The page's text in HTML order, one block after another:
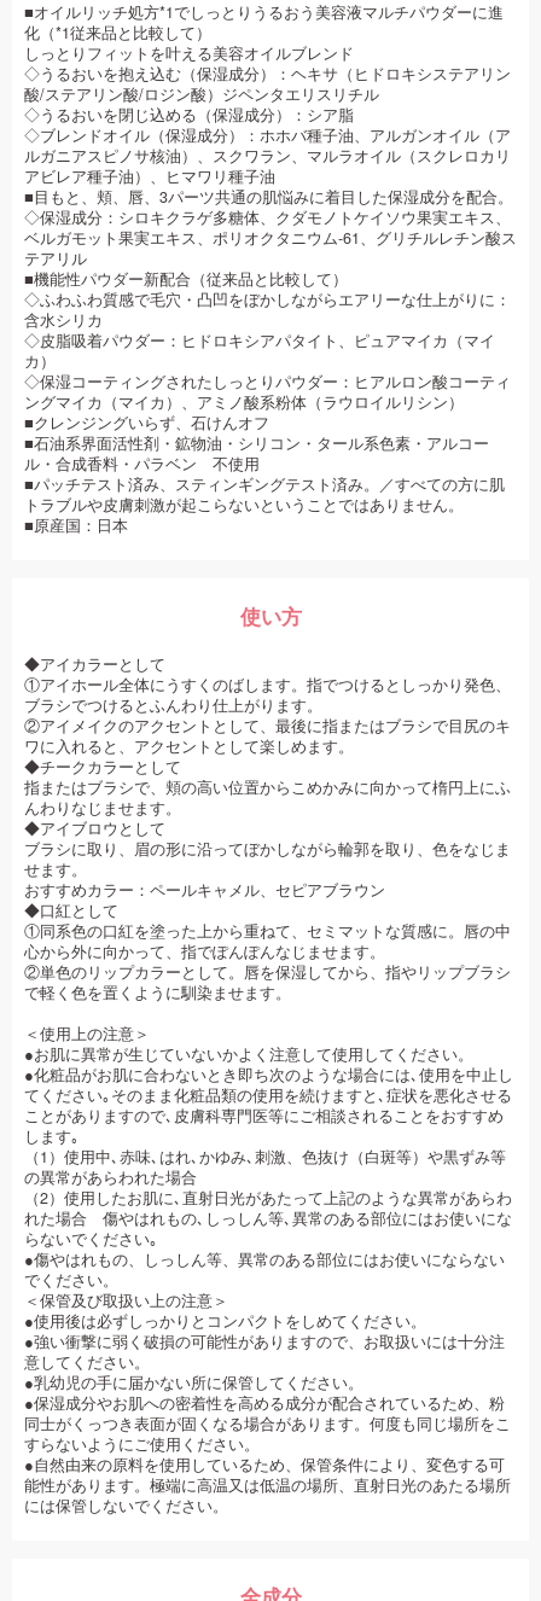
■オイルリッチ処方*1でしっとりうるおう美容液マルチパウダーに進
化（*1従来品と比較して）
しっとりフィットを叶える美容オイルブレンド
◇うるおいを抱え込む（保湿成分）：ヘキサ（ヒドロキシステアリン
酸/ステアリン酸/ロジン酸）ジペンタエリスリチル
◇うるおいを閉じ込める（保湿成分）：シア脂
◇ブレンドオイル（保湿成分）：ホホバ種子油、アルガンオイル（ア
ルガニアスピノサ核油）、スクワラン、マルラオイル（スクレロカリ
アビレア種子油）、ヒマワリ種子油
■目もと、頬、唇、3パーツ共通の肌悩みに着目した保湿成分を配合。
◇保湿成分：シロキクラゲ多糖体、クダモノトケイソウ果実エキス、
ベルガモット果実エキス、ポリオクタニウム-61、グリチルレチン酸ス
テアリル
■機能性パウダー新配合（従来品と比較して）
◇ふわふわ質感で毛穴・凸凹をぼかしながらエアリーな仕上がりに：
含水シリカ
◇皮脂吸着パウダー：ヒドロキシアパタイト、ピュアマイカ（マイ
カ）
◇保湿コーティングされたしっとりパウダー：ヒアルロン酸コーティ
ングマイカ（マイカ）、アミノ酸系粉体（ラウロイルリシン）
■クレンジングいらず、石けんオフ
■石油系界面活性剤・鉱物油・シリコン・タール系色素・アルコー
ル・合成香料・パラベン 不使用
■パッチテスト済み、スティンギングテスト済み。／すべての方に肌
トラブルや皮膚刺激が起こらないということではありません。
■原産国：日本
使い方
◆アイカラーとして
①アイホール全体にうすくのばします。指でつけるとしっかり発色、
ブラシでつけるとふんわり仕上がります。
②アイメイクのアクセントとして、最後に指またはブラシで目尻のキ
ワに入れると、アクセントとして楽しめます。
◆チークカラーとして
指またはブラシで、頬の高い位置からこめかみに向かって楕円上にふ
んわりなじませます。
◆アイブロウとして
ブラシに取り、眉の形に沿ってぼかしながら輪郭を取り、色をなじま
せます。
おすすめカラー：ペールキャメル、セピアブラウン
◆口紅として
①同系色の口紅を塗った上から重ねて、セミマットな質感に。唇の中
心から外に向かって、指でぽんぽんなじませます。
②単色のリップカラーとして。唇を保湿してから、指やリップブラシ
で軽く色を置くように馴染ませます。
＜使用上の注意＞
●お肌に異常が生じていないかよく注意して使用してください。
●化粧品がお肌に合わないとき即ち次のような場合には､使用を中止し
てください｡そのまま化粧品類の使用を続けますと､症状を悪化させる
ことがありますので､皮膚科専門医等にご相談されることをおすすめ
します｡
（1）使用中､赤味､はれ､かゆみ､刺激、色抜け（白斑等）や黒ずみ等
の異常があらわれた場合
（2）使用したお肌に､直射日光があたって上記のような異常があらわ
れた場合 傷やはれもの､しっしん等､異常のある部位にはお使いにな
らないでください｡
●傷やはれもの、しっしん等、異常のある部位にはお使いにならない
でください。
＜保管及び取扱い上の注意＞
●使用後は必ずしっかりとコンパクトをしめてください。
●強い衝撃に弱く破損の可能性がありますので、お取扱いには十分注
意してください。
●乳幼児の手に届かない所に保管してください。
●保湿成分やお肌への密着性を高める成分が配合されているため、粉
同士がくっつき表面が固くなる場合があります。何度も同じ場所をこ
すらないようにご使用ください。
●自然由来の原料を使用しているため、保管条件により、変色する可
能性があります。極端に高温又は低温の場所、直射日光のあたる場所
には保管しないでください。